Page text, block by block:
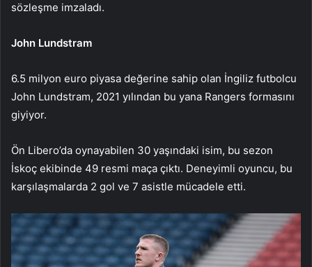
sözleşme imzaladı.
John Lundstram
6.5 milyon euro piyasa değerine sahip olan İngiliz futbolcu
John Lundstram, 2021 yılından bu yana Rangers formasını
giyiyor.
Ön Libero’da oynayabilen 30 yaşındaki isim, bu sezon
İskoç ekibinde 49 resmi maça çıktı. Deneyimli oyuncu, bu
karşılaşmalarda 2 gol ve 7 asistle mücadele etti.